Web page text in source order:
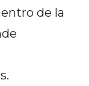
de la